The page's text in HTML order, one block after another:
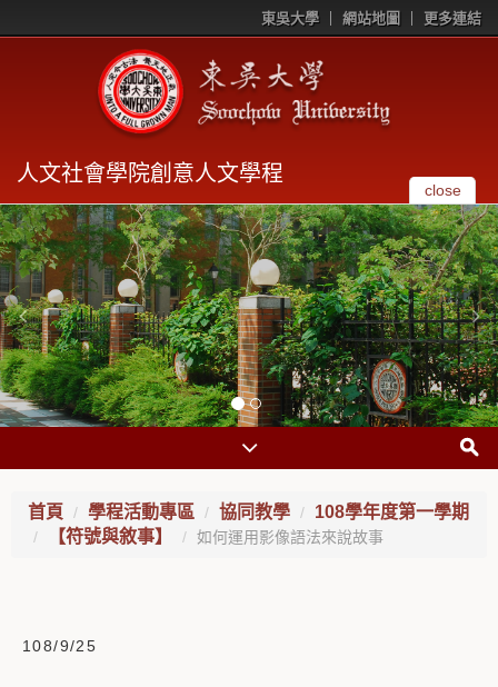
東吳大學 網站地圖 更多連結
人文社會學院創意人文學程
close
首頁 學程活動專區 協同教學
108學年度第一學期
【符號與敘事】
如何運用影像語法來說故事
108/9/25